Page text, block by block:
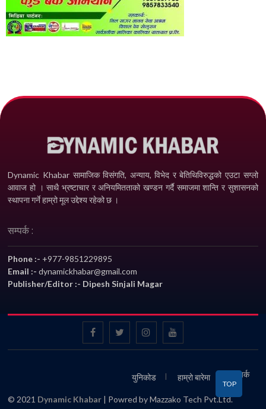
Dynamic Khabar सामाजिक विसंगति, अन्याय, विभेद­ र बेतिथिविरुद्धको एउटा सग्लो
आवाज हो । साथै भ्रष्टाचार र अनियमितताको खण्डन गर्दै समाजमा शान्ति र सुशासनको
स्थापना गर्ने हाम्रो मूल उद्देश्य रहेको छ ।
सम्पर्क :
Phone :- +977-9851229895
Email :-dynamickhabar@gmail.com
Publisher/Editor :- Dipesh Sinjali Magar
युनिकोड हाम्रो बारेमा सम्पर्क
© 2021 Dynamic Khabar | Powred by Mazzako Tech Pvt.Ltd.
TOP